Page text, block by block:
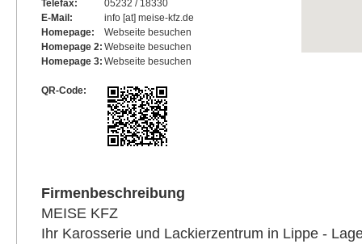
Telefax:
05232 / 18330
E-Mail:
info [at] meise-kfz.de
Homepage:
Webseite besuchen
Homepage 2: Webseite besuchen
Homepage 3: Webseite besuchen
QR-Code:
Firmenbeschreibung
MEISE KFZ
Ihr Karosserie und Lackierzentrum in Lippe -